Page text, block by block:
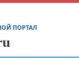
ПОРТАЛ